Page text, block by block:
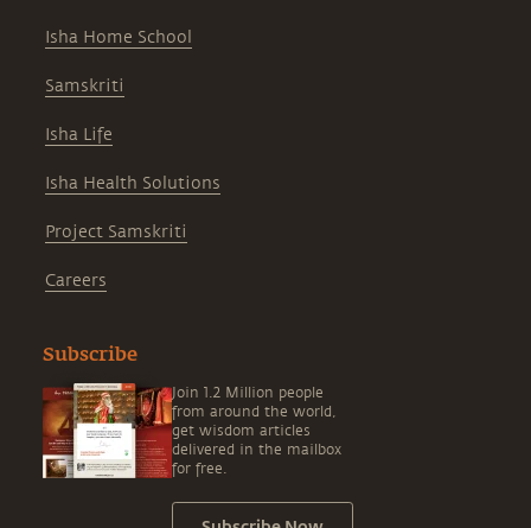
Isha Home School
Samskriti
Isha Life
Isha Health Solutions
Project Samskriti
Careers
Subscribe
Join 1.2 Million people
from around the world,
get wisdom articles
delivered in the mailbox
for free.